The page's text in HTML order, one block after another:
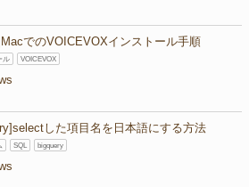
でのVOICEVOXインストール手順
ル VOICEVOX
した項目名を日本語にする方法
SQL bigquery